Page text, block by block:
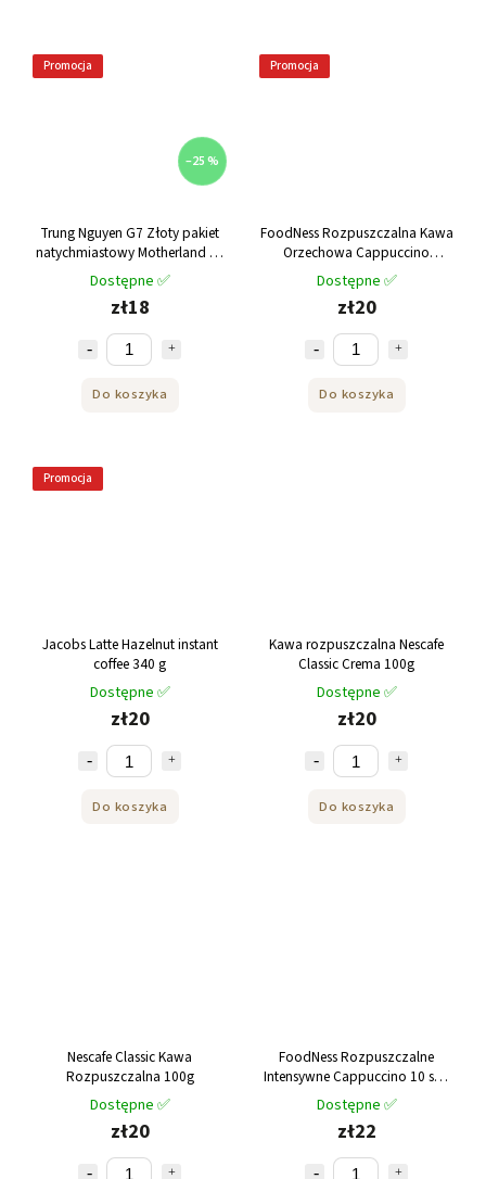
Promocja
–25 %
Trung Nguyen G7 Złoty pakiet
natychmiastowy Motherland 14
x 18 g
Dostępne ✅
zł18
Do koszyka
Promocja
FoodNess Rozpuszczalna Kawa
Orzechowa Cappuccino
Orzechowa 10 Sztuk 200g
Dostępne ✅
zł20
Do koszyka
Promocja
Jacobs Latte Hazelnut instant
coffee 340 g
Dostępne ✅
zł20
Do koszyka
Kawa rozpuszczalna Nescafe
Classic Crema 100g
Dostępne ✅
zł20
Do koszyka
Nescafe Classic Kawa
Rozpuszczalna 100g
Dostępne ✅
zł20
FoodNess Rozpuszczalne
Intensywne Cappuccino 10 szt.
200g
Dostępne ✅
zł22